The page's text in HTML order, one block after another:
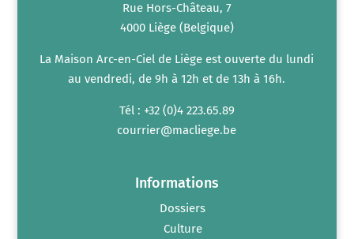
Rue Hors-Château, 7
4000 Liège (Belgique)
La Maison Arc-en-Ciel de Liège est ouverte du lundi
au vendredi, de 9h à 12h et de 13h à 16h.
Tél : +32 (0)4 223.65.89
courrier@macliege.be
Informations
Dossiers
Culture